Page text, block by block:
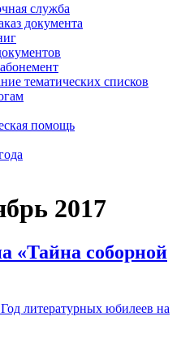
служба
документа
тематических списков
помощь
2017
«Тайна соборной
литературных юбилеев на